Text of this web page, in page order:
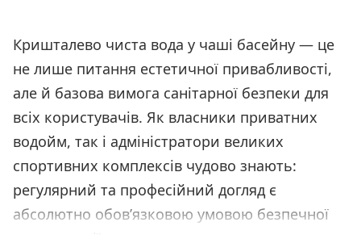
Кришталево чиста вода у чаші басейну — це
не лише питання естетичної привабливості,
але й базова вимога санітарної безпеки для
всіх користувачів. Як власники приватних
водойм, так і адміністратори великих
спортивних комплексів чудово знають:
регулярний та професійний догляд є
абсолютно обов’язковою умовою безпечної